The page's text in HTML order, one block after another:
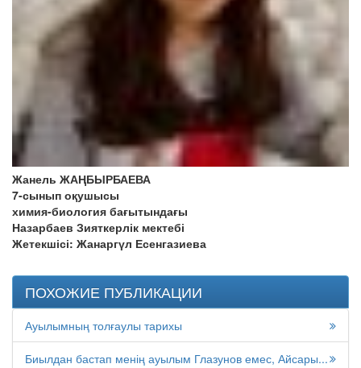
Жанель ЖАҢБЫРБАЕВА
7-сынып оқушысы
химия-биология бағытындағы
Назарбаев Зияткерлік мектебі
Жетекшісі: Жанаргүл Есенгазиева
ПОХОЖИЕ ПУБЛИКАЦИИ
Ауылымның толғаулы тарихы
Биылдан бастап менің ауылым Глазунов емес, Айсары...